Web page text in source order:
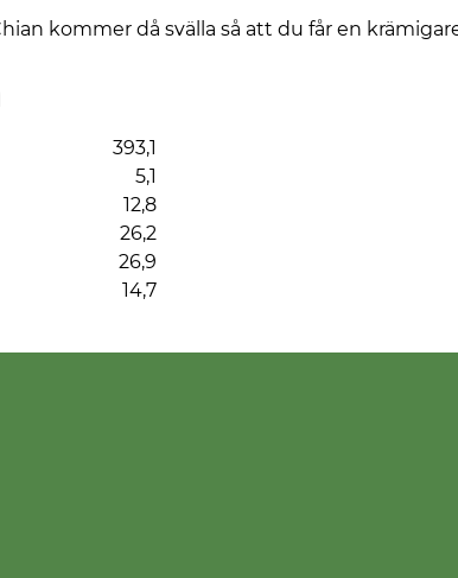
kommer då svälla så att du får en
393,1
5,1
12,8
26,2
26,9
14,7